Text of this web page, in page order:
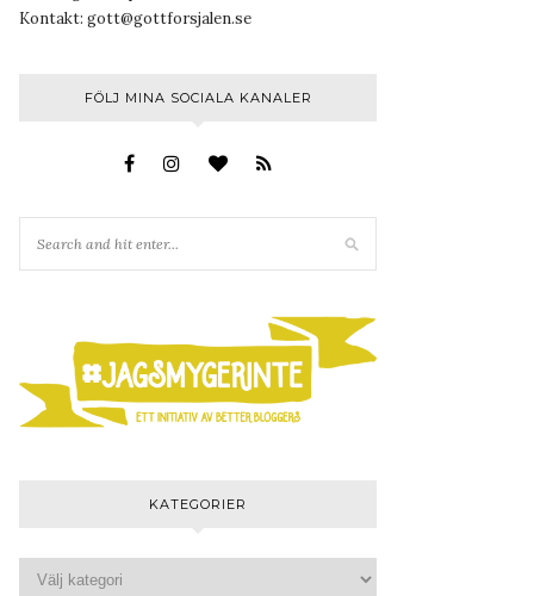
Kontakt: gott@gottforsjalen.se
FÖLJ MINA SOCIALA KANALER
KATEGORIER